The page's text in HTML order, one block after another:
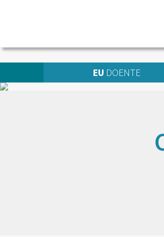
EU DOENTE